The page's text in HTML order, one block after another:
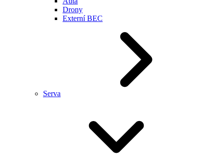
Drony
Externí BEC
Serva